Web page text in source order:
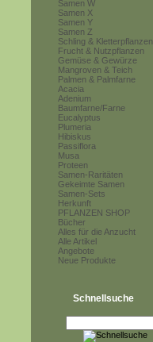
Samen W
Samen X
Samen Y
Samen Z
Schling & Kletterpflanzen
Frucht & Nutzpflanzen
Gemüse & Gewürze
Mangroven & Teich
Palmen & Palmfarne
Acacia
Adenium
Baumfarne/Farne
Eucalyptus
Plumeria
Hibiskus
Passiflora
Musa
Proteen
Samen-Raritäten
Gekeimte Samen
Samen-Sets
Herkunft
PFLANZEN SHOP
Bücher
Alles für die Anzucht
Alle Artikel
Angebote
Neue Produkte
Schnellsuche